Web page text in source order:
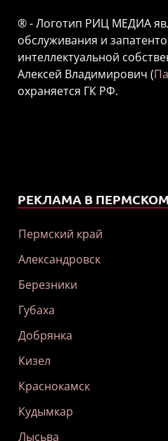
® - Логотип РИЦ МЕДИА
обслуживания и
интеллектуальной
Алексей Владимирович (
охраняется ГК РФ.
РЕКЛАМА В
Пермский край
Александровск
Березники
Губаха
Добрянка
Кизел
Краснокамск
Кудымкар
Лысьва